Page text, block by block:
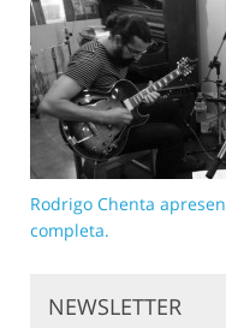
Rodrigo Chenta
completa.
NEWSLETTER